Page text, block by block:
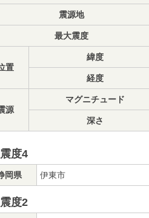
震源地
最大震度
置
緯度
経度
源
マグニチュード
深さ
震度4
岡県 伊東市
震度2